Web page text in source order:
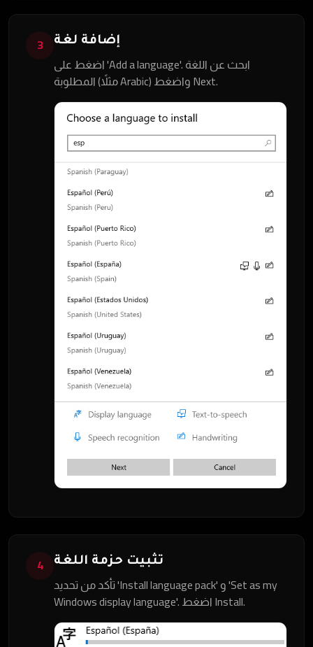
3 إضافة لغة
اضغط على 'Add a language'. ابحث عن اللغة
المطلوبة (مثلاً Arabic) واضغط Next.
4 تثبيت حزمة اللغة
تأكد من تحديد 'Install language pack' و 'Set as my
Windows display language'. اضغط Install.